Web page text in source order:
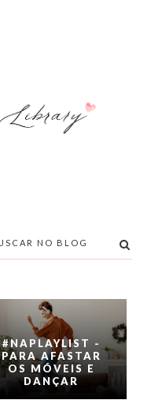
#NAPLAYLIST -
PARA AFASTAR
OS MÓVEIS E
DANÇAR